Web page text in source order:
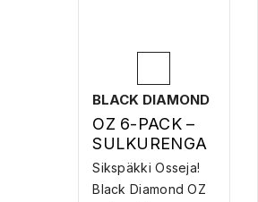
BLACK DIAMOND
OZ 6-PACK –
SULKURENGA
S
Sikspäkki Osseja!
Black Diamond OZ